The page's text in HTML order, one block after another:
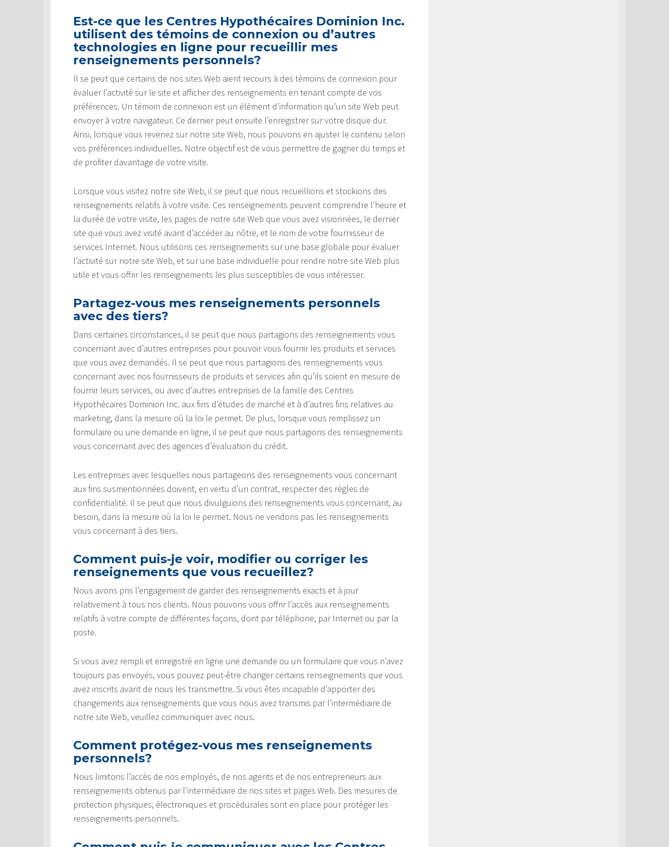
Est-ce que les Centres Hypothécaires Dominion Inc.
utilisent des témoins de connexion ou d’autres
technologies en ligne pour recueillir mes
renseignements personnels?
Il se peut que certains de nos sites Web aient recours à des témoins de connexion pour
évaluer l’activité sur le site et afficher des renseignements en tenant compte de vos
préférences. Un témoin de connexion est un élément d’information qu’un site Web peut
envoyer à votre navigateur. Ce dernier peut ensuite l’enregistrer sur votre disque dur.
Ainsi, lorsque vous revenez sur notre site Web, nous pouvons en ajuster le contenu selon
vos préférences individuelles. Notre objectif est de vous permettre de gagner du temps et
de profiter davantage de votre visite.
Lorsque vous visitez notre site Web, il se peut que nous recueillions et stockions des
renseignements relatifs à votre visite. Ces renseignements peuvent comprendre l’heure et
la durée de votre visite, les pages de notre site Web que vous avez visionnées, le dernier
site que vous avez visité avant d’accéder au nôtre, et le nom de votre fournisseur de
services Internet. Nous utilisons ces renseignements sur une base globale pour évaluer
l’activité sur notre site Web, et sur une base individuelle pour rendre notre site Web plus
utile et vous offrir les renseignements les plus susceptibles de vous intéresser.
Partagez-vous mes renseignements personnels
avec des tiers?
Dans certaines circonstances, il se peut que nous partagions des renseignements vous
concernant avec d’autres entreprises pour pouvoir vous fournir les produits et services
que vous avez demandés. Il se peut que nous partagions des renseignements vous
concernant avec nos fournisseurs de produits et services afin qu’ils soient en mesure de
fournir leurs services, ou avec d’autres entreprises de la famille des Centres
Hypothécaires Dominion Inc. aux fins d’études de marché et à d’autres fins relatives au
marketing, dans la mesure où la loi le permet. De plus, lorsque vous remplissez un
formulaire ou une demande en ligne, il se peut que nous partagions des renseignements
vous concernant avec des agences d’évaluation du crédit.
Les entreprises avec lesquelles nous partageons des renseignements vous concernant
aux fins susmentionnées doivent, en vertu d’un contrat, respecter des règles de
confidentialité. Il se peut que nous divulguions des renseignements vous concernant, au
besoin, dans la mesure où la loi le permet. Nous ne vendons pas les renseignements
vous concernant à des tiers.
Comment puis-je voir, modifier ou corriger les
renseignements que vous recueillez?
Nous avons pris l’engagement de garder des renseignements exacts et à jour
relativement à tous nos clients. Nous pouvons vous offrir l’accès aux renseignements
relatifs à votre compte de différentes façons, dont par téléphone, par Internet ou par la
poste.
Si vous avez rempli et enregistré en ligne une demande ou un formulaire que vous n’avez
toujours pas envoyés, vous pouvez peut-être changer certains renseignements que vous
avez inscrits avant de nous les transmettre. Si vous êtes incapable d’apporter des
changements aux renseignements que vous nous avez transmis par l’intermédiaire de
notre site Web, veuillez communiquer avec nous.
Comment protégez-vous mes renseignements
personnels?
Nous limitons l’accès de nos employés, de nos agents et de nos entrepreneurs aux
renseignements obtenus par l’intermédiaire de nos sites et pages Web. Des mesures de
protection physiques, électroniques et procédurales sont en place pour protéger les
renseignements personnels.